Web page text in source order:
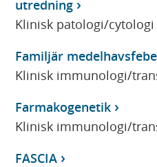
utredning
Klinisk patologi/cytologi
Familjär
Klinisk immunologi/
Farmakogenetik
Klinisk immunologi/
FASCIA